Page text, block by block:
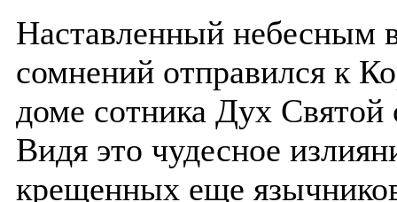
Наставленный небесным
сомнений отправился к
доме сотника Дух
Видя это чудесное
крещенных еще